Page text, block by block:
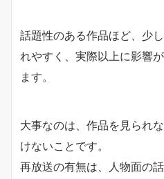
話題性のある作品ほど、少
れやすく、実際以上に影響
ます。
大事なのは、作品を見られ
けないことです。
再放送の有無は、人物面の